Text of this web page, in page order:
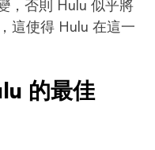
，否則 Hulu 似乎將
這使得 Hulu 在這一
的最佳